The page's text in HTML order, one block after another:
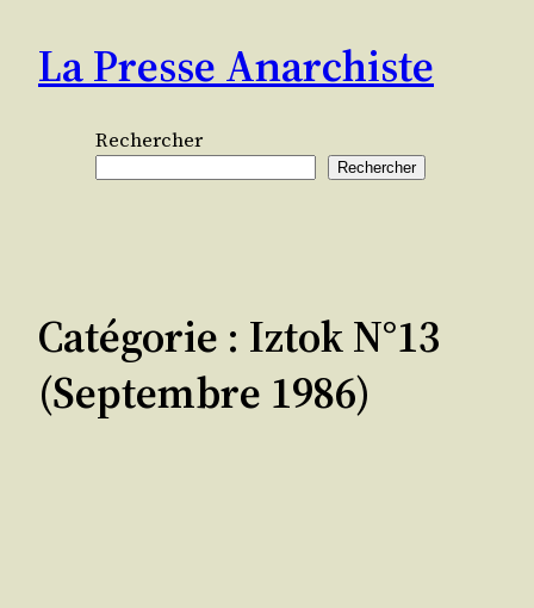
contenu
La Presse Anarchiste
Rechercher
Rechercher
Catégorie : Iztok N°13
(septembre 1986)